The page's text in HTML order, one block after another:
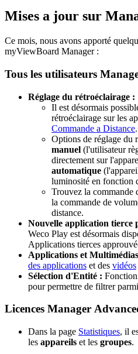
Mises a jour sur
Ce mois, nous avons apporté
myViewBoard Manager :
Tous les utilisateurs
Réglage du rétroéclairage :
Il est désormais
rétroéclairage sur les
Commande a Distance.
Options de réglage du
manuel (l'utilisateur
directement sur
automatique
luminosité en fonction
Trouvez la commande
la commande de
distance.
Nouvelle application tierce
Weco Play est désormais
Applications tierces
Applications et
des applications et des vidéos
Sélection d'Entité :
pour permettre de filtrer
Licences Manager
Dans la page Statistiques, il
les appareils et les groupes.